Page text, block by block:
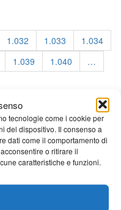
tecnologie come i cookie per
del dispositivo. Il consenso a
dati come il comportamento di
o ritirare il
caratteristiche e funzioni.
1.032 1.033
1.034
1.039 1.040
…